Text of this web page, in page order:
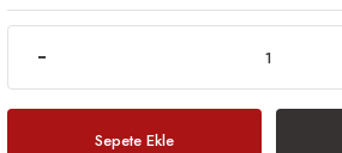
Sepete Ekle